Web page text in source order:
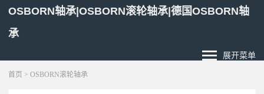
OSBORN轴承|OSBORN滚轮轴承|德国OSBORN轴
承
展开菜单
首页 > OSBORN滚轮轴承